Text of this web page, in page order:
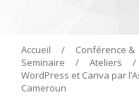
Accueil /
Conférence &
Seminaire
/ Ateliers /
WordPress et Canva par
Cameroun